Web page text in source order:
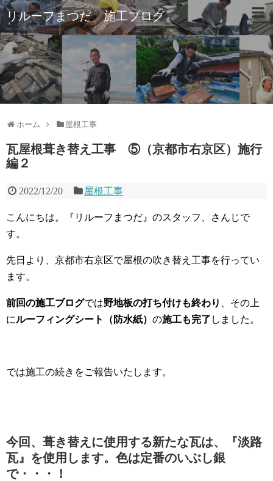
リルーフまつだ 施工ブログ
ホーム 屋根工事
瓦屋根葺き替え工事 ⑤（京都市右京区）施行
編２
2022/12/20 屋根工事
こんにちは。『リルーフまつだ』のスタッフ、さんじで
す。
先日より、京都市右京区で屋根の吹き替え工事を行ってい
ます。
前回の施工ブログでは野地板の打ち付けも終わり
、その上
にルーフィングシート（防水紙） の施工も完了 しました。
では施工の続きをご報告いたします。
今回、葺き替えに使用する新たな瓦は、『淡路
瓦』を使用します。色は定番のいぶし銀
で・・・！